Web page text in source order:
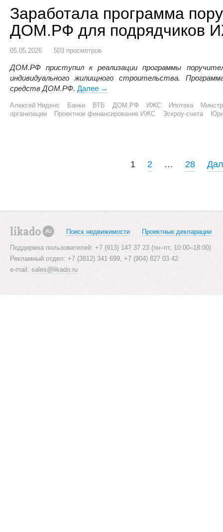
Заработала программа
ДОМ.РФ для подрядчиков
05.05.2026 503 просмотров
ДОМ.РФ приступил к реализации программы
индивидуального жилищного строительства.
средств ДОМ.РФ. Далее Заработала программа
→
Алексей Ниденс Банки ВТБ ДОМ.РФ ИЖС Ипотека
организации
Проектное финансирование ИЖС Эскроу-счета
t
s
n
a
1 2 … 28
Поиск недвижимости Проектные декларации
Поддержка пользователей: +7 (913) 147 37 23 (пн–пт, 10:00–18:00)
Рекламный отдел: +7 (3812) 341 699, +7 (904) 827 03 42
e-mail: sales@likado.ru